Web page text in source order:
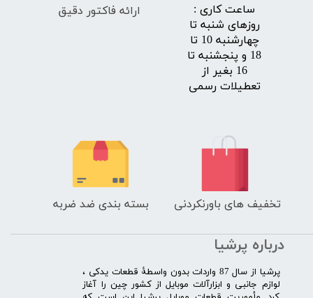
​ساعت کاری :
روزهای شنبه تا
چهارشنبه 10 تا
18 و پنجشنبه تا
16 بغیر از
تعطیلات رسمی
تخفیف های باورنکردنی بسته بندی ضد ضربه
ارائه فاکتور دقیق
درباره پرشیا
​پرشیا از سال 87 واردات بدون واسطۀ قطعات یدکی ،
لوازم جانبی و ابزارآلات موبایل از کشور چین را آغاز